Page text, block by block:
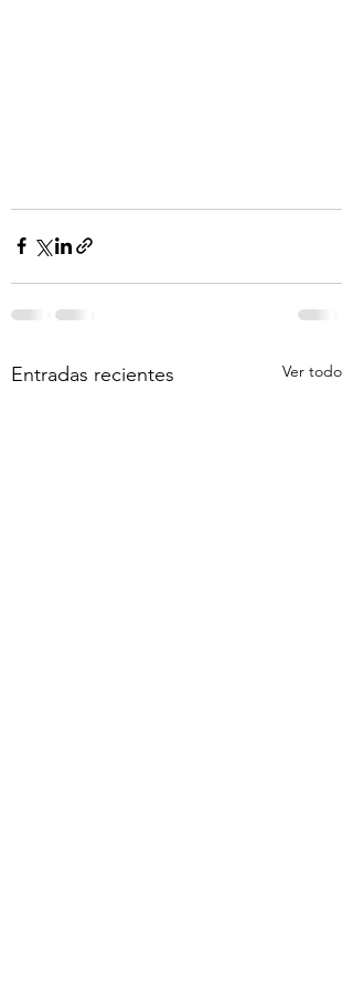
Entradas recientes Ver todo